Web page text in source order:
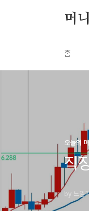
머
홈
오늘의
직
by 느낌